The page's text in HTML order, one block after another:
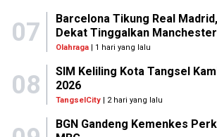
07
Barcelona Tikung Real
Dekat Tinggalkan
Olahraga| 1 hari yang lalu
08
SIM Keliling Kota Tangsel
2026
TangselCity| 2 hari yang lalu
BGN Gandeng Kemenkes